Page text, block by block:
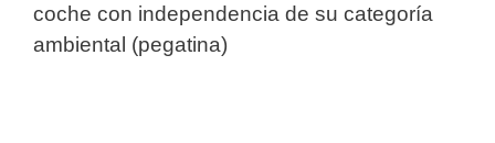
coche con independencia de su categoría
ambiental (pegatina)